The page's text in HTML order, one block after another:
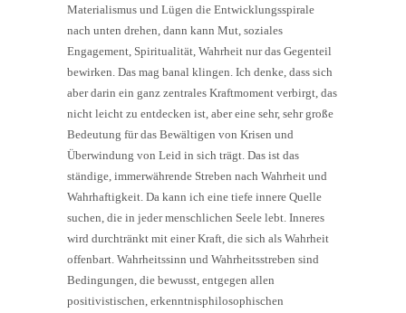
Materialismus und Lügen die Entwicklungsspirale
nach unten drehen, dann kann Mut, soziales
Engagement, Spiritualität, Wahrheit nur das Gegenteil
bewirken. Das mag banal klingen. Ich denke, dass sich
aber darin ein ganz zentrales Kraftmoment verbirgt, das
nicht leicht zu entdecken ist, aber eine sehr, sehr große
Bedeutung für das Bewältigen von Krisen und
Überwindung von Leid in sich trägt. Das ist das
ständige, immerwährende Streben nach Wahrheit und
Wahrhaftigkeit. Da kann ich eine tiefe innere Quelle
suchen, die in jeder menschlichen Seele lebt. Inneres
wird durchtränkt mit einer Kraft, die sich als Wahrheit
offenbart. Wahrheitssinn und Wahrheitsstreben sind
Bedingungen, die bewusst, entgegen allen
positivistischen, erkenntnisphilosophischen